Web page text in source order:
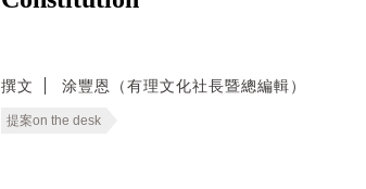
撰文 涂豐恩（有理文化社長暨總編輯）
提案on the desk